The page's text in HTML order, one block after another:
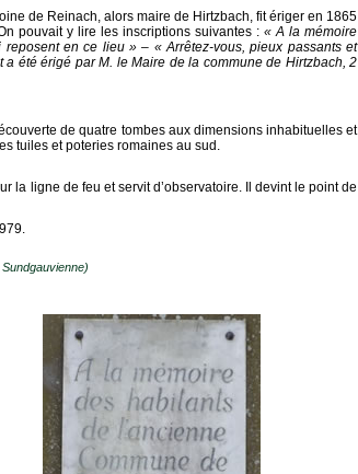
de Reinach, alors maire de Hirtzbach, fit ériger en 1865
pouvait y lire les inscriptions suivantes : « A la mémoire
en ce lieu » – « Arrêtez-vous, pieux passants et
été érigé par M. le Maire de la commune de Hirtzbach, 2
de quatre tombes aux dimensions inhabituelles et
tuiles et poteries romaines au sud.
la ligne de feu et servit d’observatoire. Il devint le point de